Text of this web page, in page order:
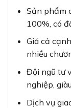
Sản phẩm
100%, có
Giá cả
nhiều
Đội ngũ tư
nghiệp,
Dịch vụ